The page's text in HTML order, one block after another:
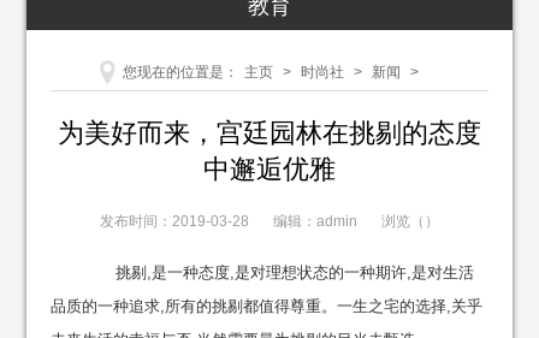
教育
您现在的位置是： 主页 > 时尚社 > 新闻 >
为美好而来，宫廷园林在挑剔的态度
中邂逅优雅
发布时间：2019-03-28 编辑：admin 浏览（ ）
挑剔,是一种态度,是对理想状态的一种期许,是对生活
品质的一种追求,所有的挑剔都值得尊重。一生之宅的选择,关乎